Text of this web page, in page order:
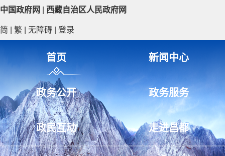
中国政府网 西藏自治区人民政府网
简 繁 无障碍 登录
首页 新闻中心
政务公开 政务服务
政民互动 走进昌都